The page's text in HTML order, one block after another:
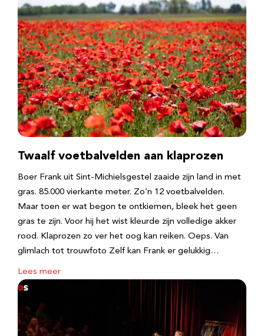
Twaalf voetbalvelden aan klaprozen
Boer Frank uit Sint-Michielsgestel zaaide zijn land in met
gras. 85.000 vierkante meter. Zo’n 12 voetbalvelden.
Maar toen er wat begon te ontkiemen, bleek het geen
gras te zijn. Voor hij het wist kleurde zijn volledige akker
rood. Klaprozen zo ver het oog kan reiken. Oeps. Van
glimlach tot trouwfoto Zelf kan Frank er gelukkig…
Lees meer